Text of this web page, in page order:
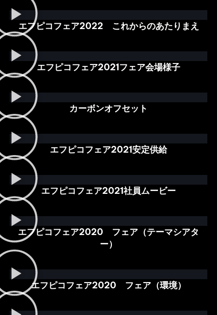
エフピコフェア2022 これからのあたりまえ
エフピコフェア2021フェア会場様子
カーボンオフセット
エフピコフェア2021安定供給
エフピコフェア2021社員ムービー
エフピコフェア2020 フェア（テーマシアタ
ー）
エフピコフェア2020 フェア（環境）